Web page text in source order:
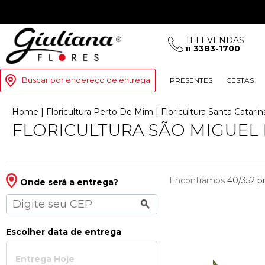
TELEVENDAS
11 3383-1700
Buscar por endereço de entrega PRESENTES CESTAS
Home | Floricultura Perto De Mim | Floricultura Santa
FLORICULTURA SÃO MIGUEL
Onde será a entrega?
Escolher data de entrega
Entrega Hoje
Encontramos 40/352